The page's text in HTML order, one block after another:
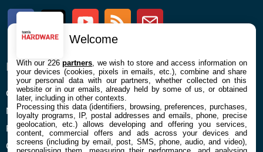
FacebookTwitter Youtube RSS Newsletter
ENTREPRISE
Confidentialité et Cookies
Mentions légales et CGU
Préférences Cookies
Qui sommes nous
À PROPOS
Contact
Welcome
With our 226partners , we wish to store and access information on
your devices (cookies, pixels in emails, etc.), combine and share
your personal data with our partners, whether collected on this
website or in our emails, already held by some of us, or obtained
later, including in other contexts.
Processing this data (identifiers, browsing, preferences, purchases,
loyalty programs, IP, postal addresses and emails, phone, precise
geolocation, etc.) allows developing and offering you services,
content, commercial offers and ads across your devices and
screens (including by email, post, SMS, phone, audio, and video),
personalising them, measuring their performance, and analysing